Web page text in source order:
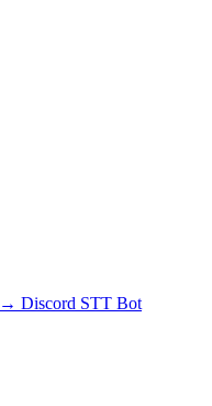
→ Discord STT Bot